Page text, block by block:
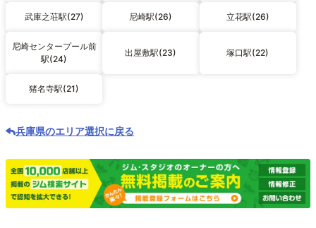
武庫之荘駅(27) 尼崎駅(26) 立花駅(26)
尼崎センタープール前
駅(24)
出屋敷駅(23) 塚口駅(22)
猪名寺駅(21)
兵庫県のエリア選択に戻る